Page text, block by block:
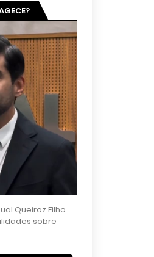
Queiroz Filho
sobre